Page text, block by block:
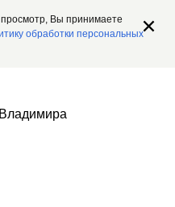
Вы принимаете
обработки персональных